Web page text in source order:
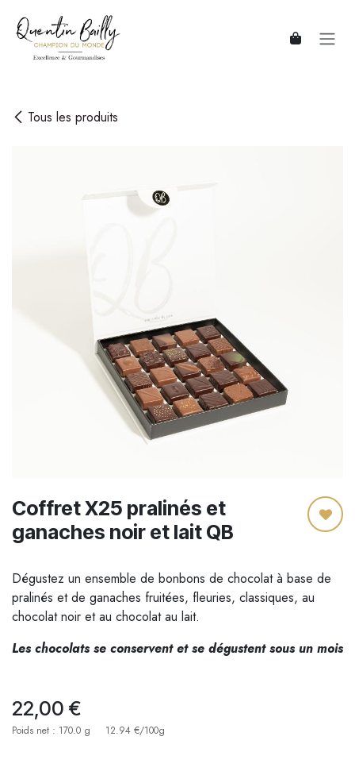
Tous les produits
Coffret X25 pralinés et
ganaches noir et lait QB
Dégustez un ensemble de bonbons de chocolat à base de
pralinés et de ganaches fruitées, fleuries, classiques, au
chocolat noir et au chocolat au lait.
Les chocolats se conservent et se dégustent sous un mois
22,00 €
Poids net : 170.0 g 12.94 €/100g